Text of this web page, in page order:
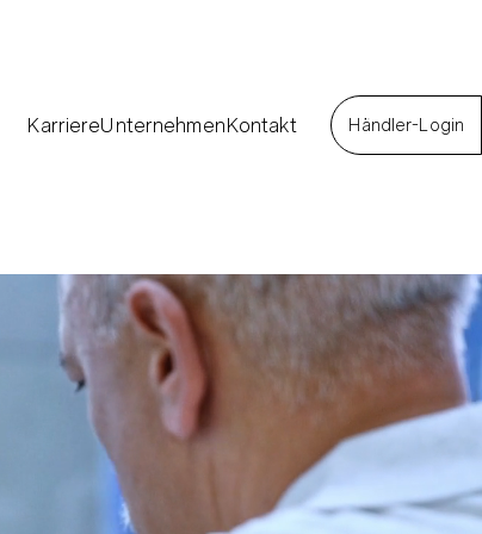
KarriereUnternehmenKontakt Händler-Login